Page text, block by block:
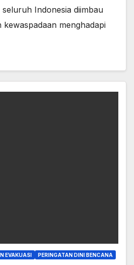
Indonesia diimbau
menghadapi
EVAKUASI PERINGATAN DINI BENCANA